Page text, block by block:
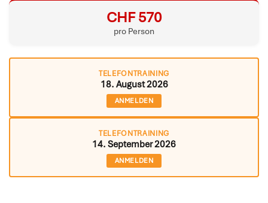
CHF 570
pro Person
TELEFONTRAINING
18. August 2026
ANMELDEN
TELEFONTRAINING
14. September 2026
ANMELDEN